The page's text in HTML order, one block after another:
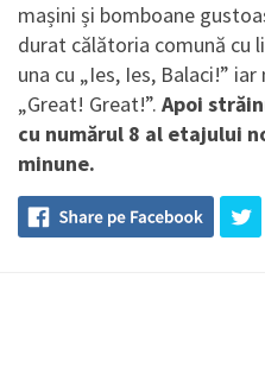
mașini și bomboane
durat călătoria comună cu
una cu „Ies, Ies, Balaci!”
„Great! Great!”. Apoi
cu numărul 8 al etajului
minune.